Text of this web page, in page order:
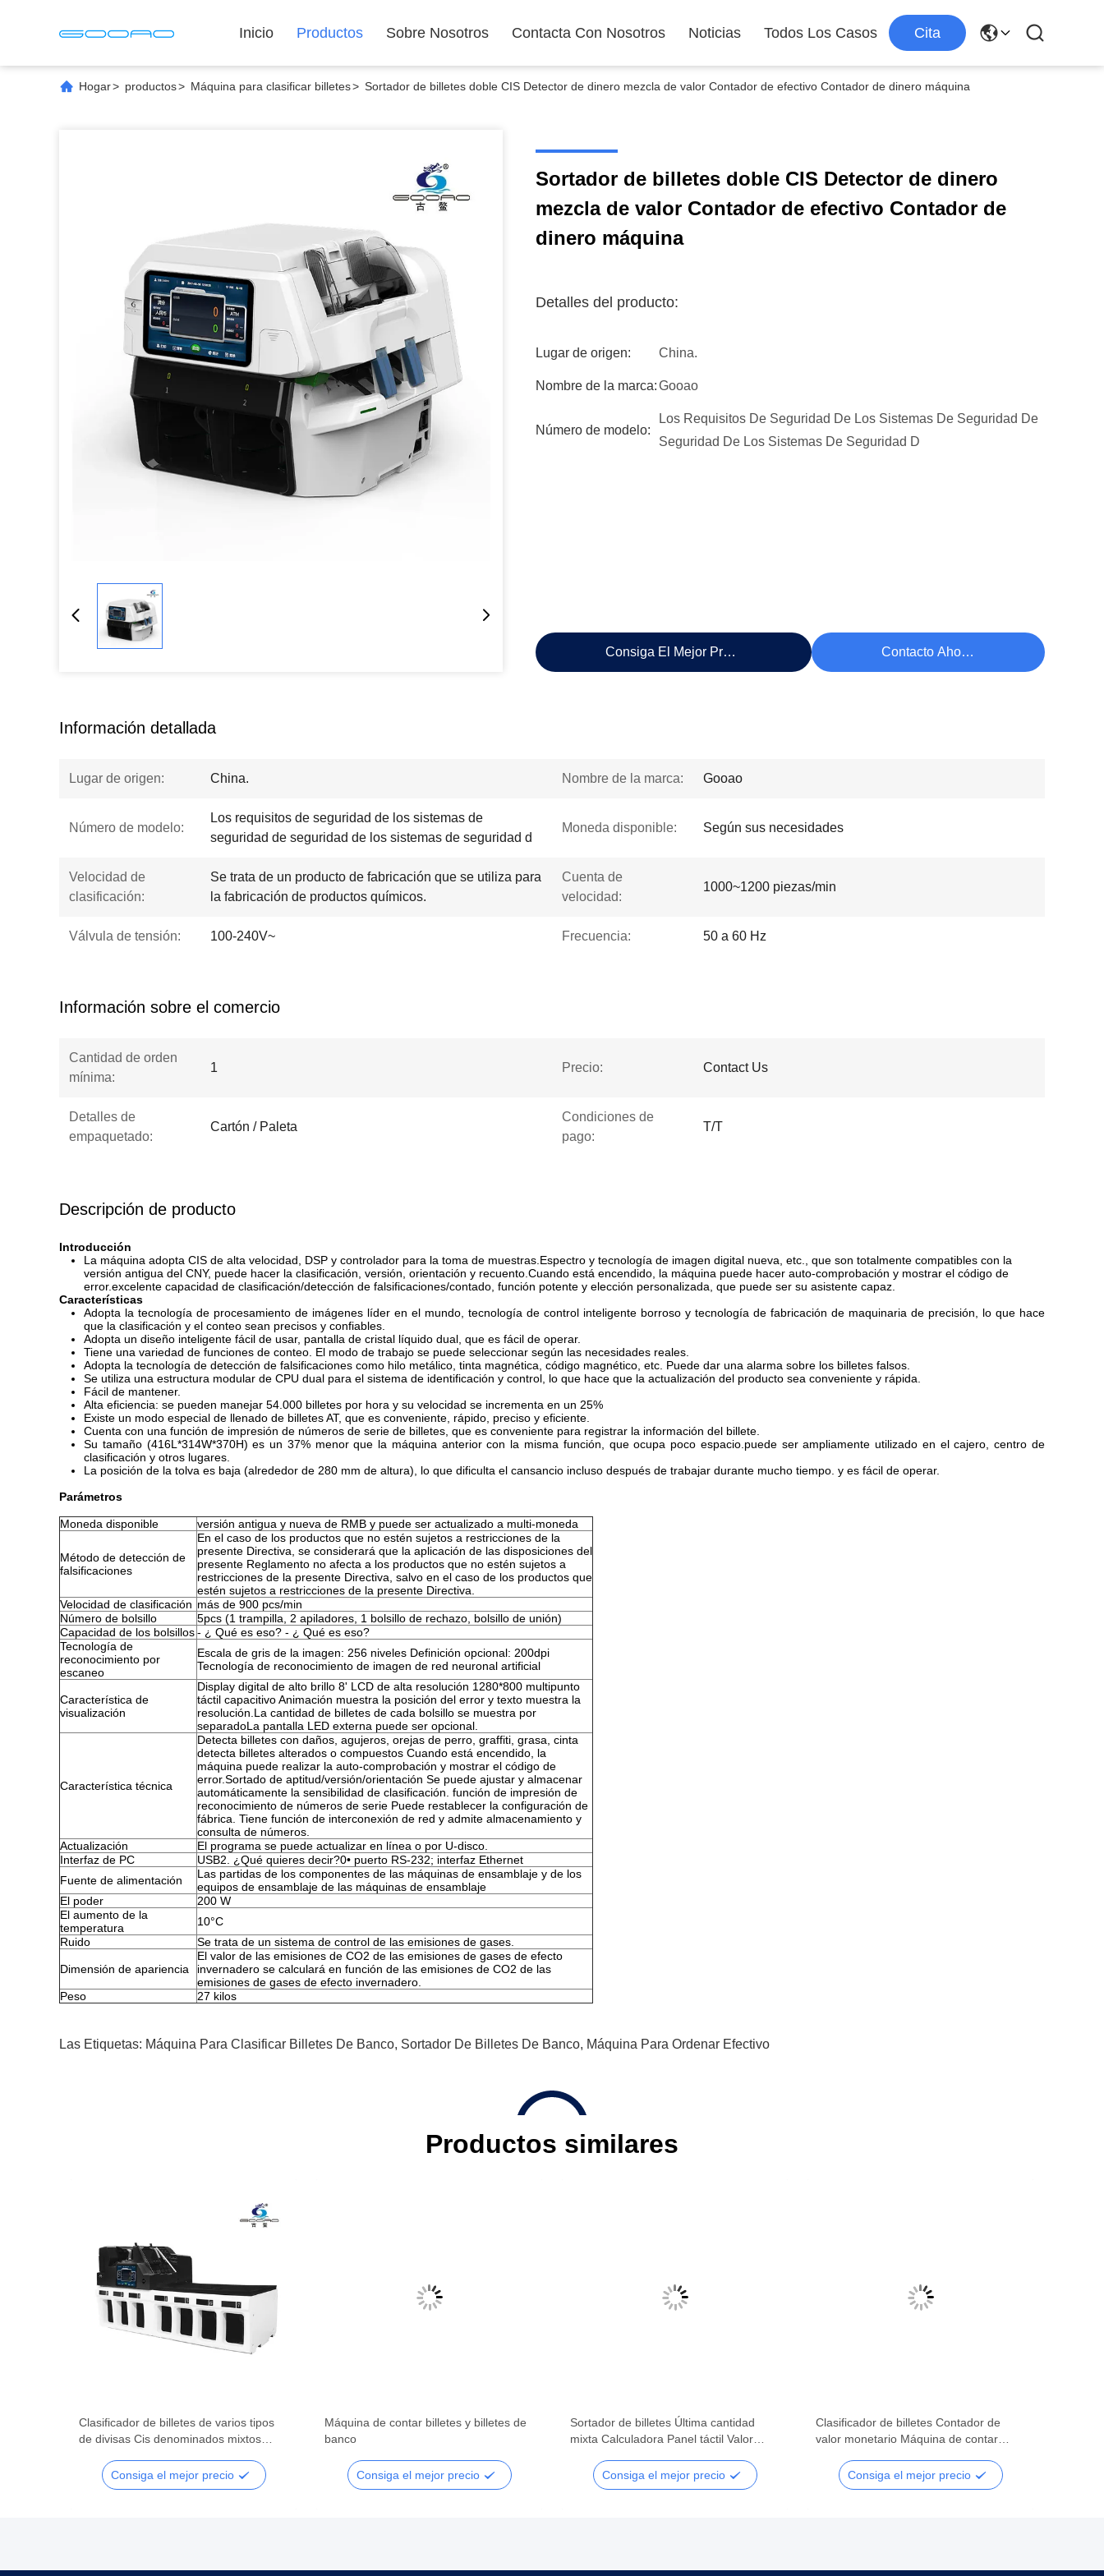
Inicio Productos Sobre Nosotros Contacta Con Nosotros Noticias Todos Los Casos Cita
Hogar> productos> Máquina para clasificar billetes> Sortador de billetes doble CIS Detector de dinero mezcla de valor Contador de efectivo Contador de dinero máquina
Sortador de billetes doble CIS Detector de dinero
mezcla de valor Contador de efectivo Contador de
dinero máquina
Detalles del producto:
Lugar de origen: China.
Nombre de la marca:Gooao
Número de modelo:
Los Requisitos De Seguridad De Los Sistemas De Seguridad De
Seguridad De Los Sistemas De Seguridad D
Consiga El Mejor Precio Contacto Ahora
Información detallada
Lugar de origen: China. Nombre de la marca: Gooao
Número de modelo:
Los requisitos de seguridad de los sistemas de
seguridad de seguridad de los sistemas de seguridad d
Moneda disponible: Según sus necesidades
Velocidad de
clasificación:
Se trata de un producto de fabricación que se utiliza para
la fabricación de productos químicos.
Cuenta de
velocidad:
1000~1200 piezas/min
Válvula de tensión: 100-240V~ Frecuencia: 50 a 60 Hz
Información sobre el comercio
Cantidad de orden
mínima:
1 Precio: Contact Us
Detalles de
empaquetado:
Cartón / Paleta
Condiciones de
pago:
T/T
Descripción de producto
Introducción
La máquina adopta CIS de alta velocidad, DSP y controlador para la toma de muestras.Espectro y tecnología de imagen digital nueva, etc., que son totalmente compatibles con la
versión antigua del CNY, puede hacer la clasificación, versión, orientación y recuento.Cuando está encendido, la máquina puede hacer auto-comprobación y mostrar el código de
error.excelente capacidad de clasificación/detección de falsificaciones/contado, función potente y elección personalizada, que puede ser su asistente capaz.
Características
Adopta la tecnología de procesamiento de imágenes líder en el mundo, tecnología de control inteligente borroso y tecnología de fabricación de maquinaria de precisión, lo que hace
que la clasificación y el conteo sean precisos y confiables.
Adopta un diseño inteligente fácil de usar, pantalla de cristal líquido dual, que es fácil de operar.
Tiene una variedad de funciones de conteo. El modo de trabajo se puede seleccionar según las necesidades reales.
Adopta la tecnología de detección de falsificaciones como hilo metálico, tinta magnética, código magnético, etc. Puede dar una alarma sobre los billetes falsos.
Se utiliza una estructura modular de CPU dual para el sistema de identificación y control, lo que hace que la actualización del producto sea conveniente y rápida.
Fácil de mantener.
Alta eficiencia: se pueden manejar 54.000 billetes por hora y su velocidad se incrementa en un 25%
Existe un modo especial de llenado de billetes AT, que es conveniente, rápido, preciso y eficiente.
Cuenta con una función de impresión de números de serie de billetes, que es conveniente para registrar la información del billete.
Su tamaño (416L*314W*370H) es un 37% menor que la máquina anterior con la misma función, que ocupa poco espacio.puede ser ampliamente utilizado en el cajero, centro de
clasificación y otros lugares.
La posición de la tolva es baja (alrededor de 280 mm de altura), lo que dificulta el cansancio incluso después de trabajar durante mucho tiempo. y es fácil de operar.
Parámetros
Moneda disponible versión antigua y nueva de RMB y puede ser actualizado a multi-moneda
Método de detección de
falsificaciones
En el caso de los productos que no estén sujetos a restricciones de la
presente Directiva, se considerará que la aplicación de las disposiciones del
presente Reglamento no afecta a los productos que no estén sujetos a
restricciones de la presente Directiva, salvo en el caso de los productos que
estén sujetos a restricciones de la presente Directiva.
Velocidad de clasificación más de 900 pcs/min
Número de bolsillo
5pcs (1 trampilla, 2 apiladores, 1 bolsillo de rechazo, bolsillo de unión)
Capacidad de los bolsillos- ¿ Qué es eso? - ¿ Qué es eso?
Tecnología de
reconocimiento por
escaneo
Escala de gris de la imagen: 256 niveles Definición opcional: 200dpi
Tecnología de reconocimiento de imagen de red neuronal artificial
Característica de
visualización
Display digital de alto brillo 8' LCD de alta resolución 1280*800 multipunto
táctil capacitivo Animación muestra la posición del error y texto muestra la
resolución.La cantidad de billetes de cada bolsillo se muestra por
separadoLa pantalla LED externa puede ser opcional.
Característica técnica
Detecta billetes con daños, agujeros, orejas de perro, graffiti, grasa, cinta
detecta billetes alterados o compuestos Cuando está encendido, la
máquina puede realizar la auto-comprobación y mostrar el código de
error.Sortado de aptitud/versión/orientación Se puede ajustar y almacenar
automáticamente la sensibilidad de clasificación. función de impresión de
reconocimiento de números de serie Puede restablecer la configuración de
fábrica. Tiene función de interconexión de red y admite almacenamiento y
consulta de números.
Actualización
El programa se puede actualizar en línea o por U-disco.
Interfaz de PC
USB2. ¿Qué quieres decir?0• puerto RS-232; interfaz Ethernet
Fuente de alimentación
Las partidas de los componentes de las máquinas de ensamblaje y de los
equipos de ensamblaje de las máquinas de ensamblaje
El poder
200 W
El aumento de la
temperatura
10°C
Ruido
Se trata de un sistema de control de las emisiones de gases.
Dimensión de apariencia
El valor de las emisiones de CO2 de las emisiones de gases de efecto
invernadero se calculará en función de las emisiones de CO2 de las
emisiones de gases de efecto invernadero.
Peso
27 kilos
Las Etiquetas: Máquina Para Clasificar Billetes De Banco, Sortador De Billetes De Banco, Máquina Para Ordenar Efectivo
Productos similares
Clasificador de billetes de varios tipos
de divisas Cis denominados mixtos
de dineroConsiga el mejor precio
Máquina de contar billetes y billetes de
banco
Consiga el mejor precio
Sortador de billetes Última cantidad
mixta Calculadora Panel táctil Valor
dinero Notas falsas Sortador de
facturas Máquina de contar
Consiga el mejor precio
Clasificador de billetes Contador de
valor monetario Máquina de contar
Consiga el mejor precio